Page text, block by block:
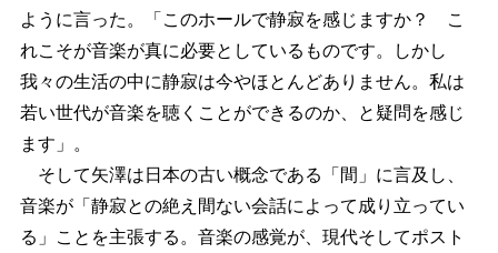
ように言った。「このホールで静寂を感じますか？ こ
れこそが音楽が真に必要としているものです。しかし
我々の生活の中に静寂は今やほとんどありません。私は
若い世代が音楽を聴くことができるのか、と疑問を感じ
ます」。
そして矢澤は日本の古い概念である「間」に言及し、
音楽が「静寂との絶え間ない会話によって成り立ってい
る」ことを主張する。音楽の感覚が、現代そしてポスト